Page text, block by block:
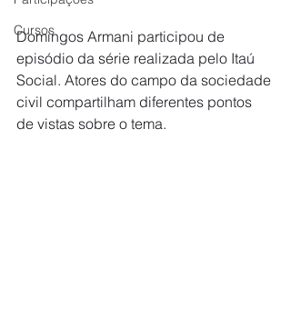
Cursos
Domingos Armani participou de
episódio da série realizada pelo Itaú
Social. Atores do campo da sociedade
civil compartilham diferentes pontos
de vistas sobre o tema.